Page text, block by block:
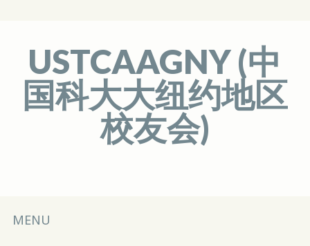
USTCAAGNY (中
国科大大纽约地区
校友会)
Main menu
Skip
MENU